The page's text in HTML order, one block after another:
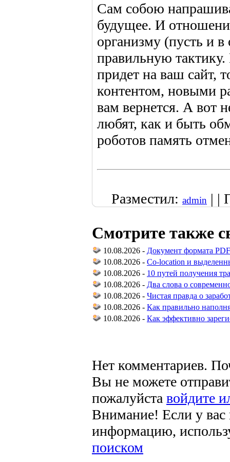
Сам собою
будущее. И
организму (пусть и
правильную тактику.
придет на ваш сайт,
контентом, новыми
вам вернется. А вот
любят, как и быть
роботов память
Разместил: admin | |
Смотрите также
10.08.2026 - Документ формата
10.08.2026 - Co-location и
10.08.2026 - 10 путей получения
10.08.2026 - Два слова о
10.08.2026 - Чистая правда о
10.08.2026 - Как правильно
10.08.2026 - Как эффективно
Нет комментариев.
Вы не можете
пожалуйста войдите
Внимание! Если у
информацию,
поиском